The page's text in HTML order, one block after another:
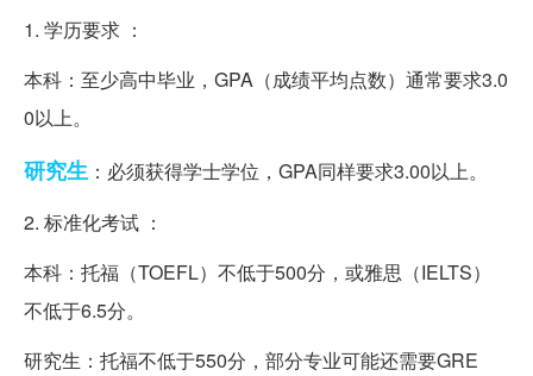
1. 学历要求 ：
本科：至少高中毕业，GPA（成绩平均点数）通常要求3.0
0以上。
研究生 ：必须获得学士学位，GPA同样要求3.00以上。
2. 标准化考试 ：
本科：托福（TOEFL）不低于500分，或雅思（IELTS）
不低于6.5分。
研究生：托福不低于550分，部分专业可能还需要GRE